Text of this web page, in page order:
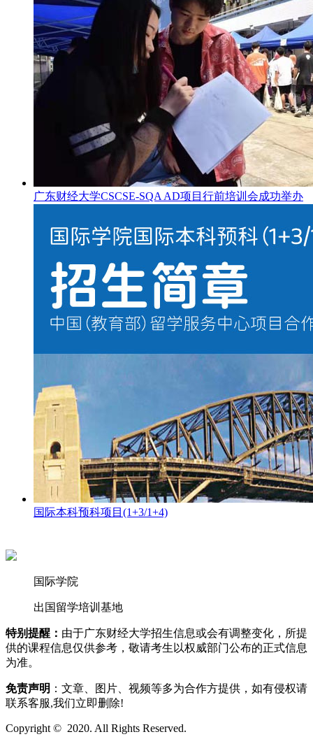
广东财经大学CSCSE-SQA AD项目行前培训会成功举办
国际本科预科项目(1+3/1+4)
国际学院
出国留学培训基地
特别提醒： 由于广东财经大学招生信息或会有调整变化，所提
供的课程信息仅供参考，敬请考生以权威部门公布的正式信息
为准。
免责声明 ：文章、图片、视频等多为合作方提供，如有侵权请
联系客服,我们立即删除!
Copyright © 2020. All Rights Reserved.